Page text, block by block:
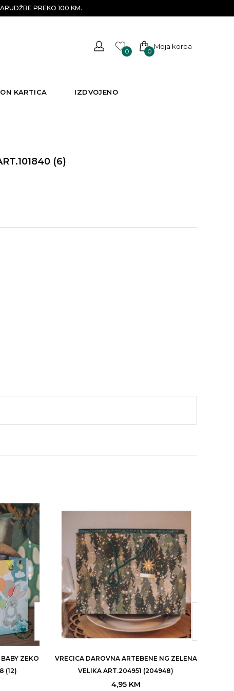
PREKO 100 KM.
0 0
Moja korpa
KARTICA IZDVOJENO
(6)
ZEKO
(12)
VRECICA DAROVNA ARTEBENE NG ZELENA
VELIKA ART.204951 (204948)
4,95 KM